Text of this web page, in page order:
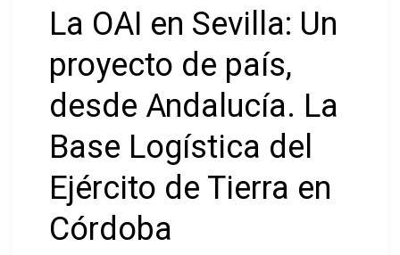
La OAI en Sevilla: Un
proyecto de país,
desde Andalucía. La
Base Logística del
Ejército de Tierra en
Córdoba